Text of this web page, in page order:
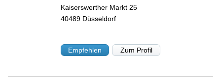
Kaiserswerther Markt 25
40489 Düsseldorf
Empfehlen Zum Profil